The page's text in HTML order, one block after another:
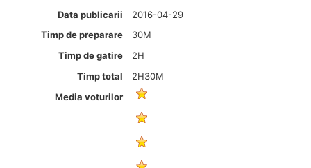
Data publicarii
2016-04-29
Timp de preparare
30M
Timp de gatire
2H
Timp total
2H30M
Media voturilor